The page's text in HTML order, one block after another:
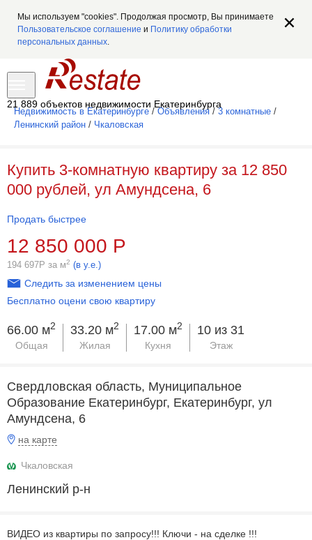
Мы используем "cookies". Продолжая просмотр, Вы принимаете
Пользовательское соглашение и Политику обработки
персональных данных.
21 889 объектов недвижимости Екатеринбурга
Недвижимость в Екатеринбурге / Объявления / 3 комнатные /
Ленинский район / Чкаловская
Купить 3-комнатную квартиру за 12 850
000 рублей, ул Амундсена, 6
Продать быстрее
12 850 000 Р
194 697Р за м2 (в у.е.)
Следить за изменением цены
Бесплатно оцени свою квартиру
66.00 м2
Общая
33.20 м2
Жилая
17.00 м2
Кухня
10 из 31
Этаж
Свердловская область, Муниципальное
Образование Екатеринбург, Екатеринбург, ул
Амундсена, 6
на карте
Чкаловская
Ленинский р-н
ВИДЕО из квартиры по запросу!!! Ключи - на сделке !!!